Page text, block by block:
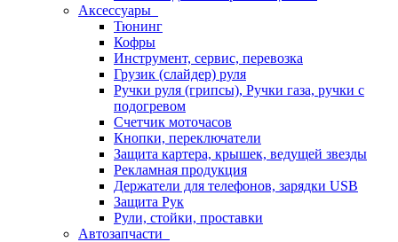
Аксессуары
Тюнинг
Кофры
Инструмент, сервис, перевозка
Грузик (слайдер) руля
Ручки руля (грипсы), Ручки газа, ручки с
подогревом
Счетчик моточасов
Кнопки, переключатели
Защита картера, крышек, ведущей звезды
Рекламная продукция
Держатели для телефонов, зарядки USB
Защита Рук
Рули, стойки, проставки
Автозапчасти